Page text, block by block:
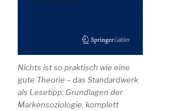
Nichts ist so praktisch wie eine
gute Theorie – das Standardwerk
als Lesetipp: Grundlagen der
Markensoziologie, komplett